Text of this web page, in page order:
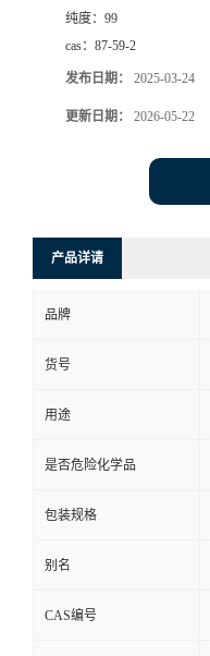
纯度： 99
cas： 87-59-2
发布日期： 2025-03-24
更新日期： 2026-05-22
产品详请
品牌
货号
用途
是否危险化学品
包装规格
别名
CAS编号